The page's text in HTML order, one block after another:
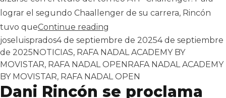
lograr el segundo Chaallenger de su carrera, Rincón
tuvo queContinue reading
Publicado por
joseluisprados4 de septiembre de 20254 de septiembre
de 2025Publicado en
NOTICIAS, RAFA NADAL ACADEMY BY
MOVISTAR, RAFA NADAL OPENTags:
RAFA NADAL ACADEMY
BY MOVISTAR, RAFA NADAL OPEN
Dani Rincón se proclama